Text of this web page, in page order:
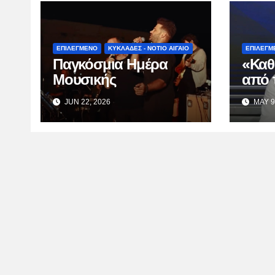
ΕΠΙΛΕΓΜΕΝΟ ΚΥΚΛΑΔΕΣ - ΝΟΤΙΟ ΑΙΓΑΙΟ
Παγκόσμια Ημέρα
Μουσικής
JUN 22, 2026
από
TV
MAY